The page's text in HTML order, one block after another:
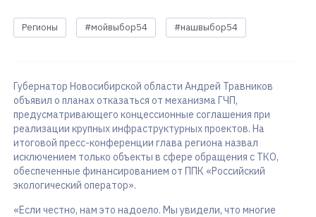
Регионы #мойвыбор54 #нашвыбор54
Губернатор Новосибирской области Андрей Травников
объявил о планах отказаться от механизма ГЧП,
предусматривающего концессионные соглашения при
реализации крупных инфраструктурных проектов. На
итоговой пресс-конференции глава региона назвал
исключением только объекты в сфере обращения с ТКО,
обеспеченные финансированием от ППК «Российский
экологический оператор».
«Если честно, нам это надоело. Мы увидели, что многие